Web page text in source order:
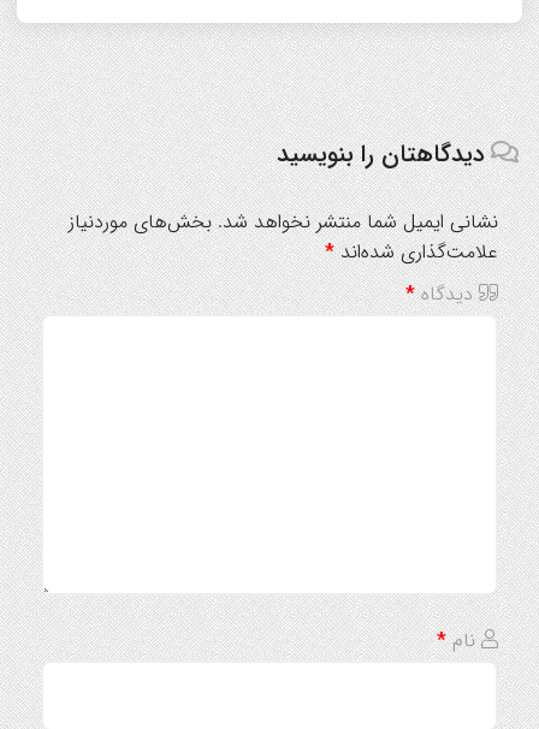
دیدگاهتان را بنویسید
نشانی ایمیل شما منتشر نخواهد شد. بخش‌های موردنیاز
علامت‌گذاری شده‌اند*
دیدگاه*
نام*